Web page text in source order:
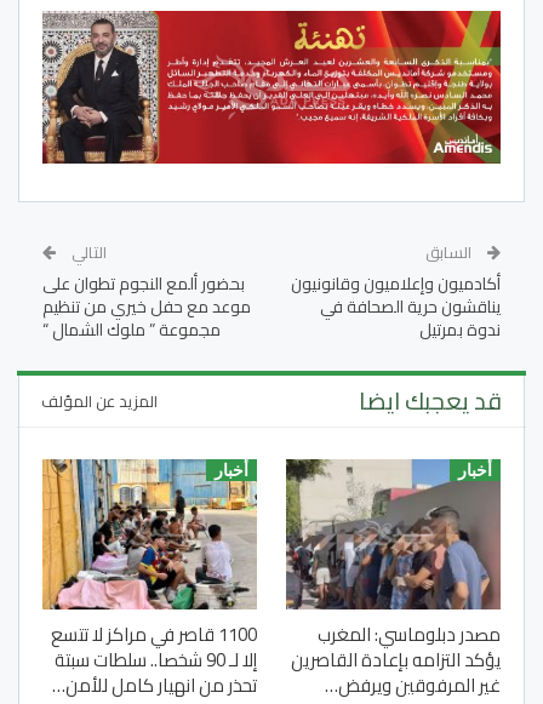
السابق
أكادميون وإعلاميون وقانونيون
يناقشون حرية الصحافة في
ندوة بمرتيل
التالي
بحضور ألمع النجوم تطوان على
موعد مع حفل خيري من تنظيم
مجموعة ” ملوك الشمال “
قد يعجبك ايضا المزيد عن المؤلف
أخبار
مصدر دبلوماسي: المغرب
يؤكد التزامه بإعادة القاصرين
غير المرفوقين ويرفض…
أخبار
1100 قاصر في مراكز لا تتسع
إلا لـ 90 شخصا.. سلطات سبتة
تحذر من انهيار كامل للأمن…